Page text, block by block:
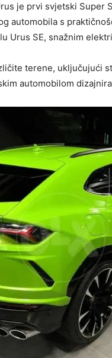
je prvi svjetski Super
automobila s
Urus SE, snažnim
terene, uključujući
automobilom